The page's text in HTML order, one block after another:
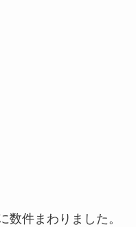
数件まわりました。